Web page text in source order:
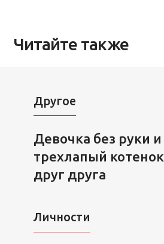
Читайте также
Другое
Девочка без руки и
трехлапый
друг друга
Личности